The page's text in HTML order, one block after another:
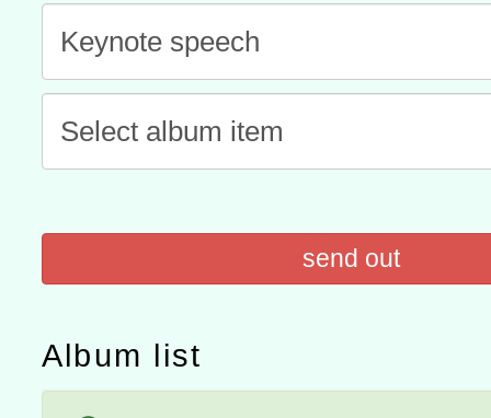
進學校輔導計畫師資專業
計畫
民族教育政策研討會「原
趨勢與發展」
轉知教育部國民及學前教
政府教育局辦理「115年
研習實施計畫－夢的N次
函轉國立臺灣師範大學辦
臺北學習中心115年度第2
轉知有關國立成功大學辦
COVID-19疫苗接種計畫
措施，延長至115年9月28
send out
Album list